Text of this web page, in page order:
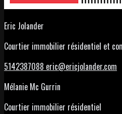
Eric Jolander
Courtier immobilier résidentiel et
5142387088 eric@ericjolander.com
Mélanie Mc Gurrin
Courtier immobilier résidentiel